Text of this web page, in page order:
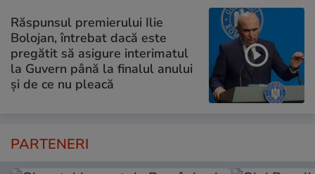
Răspunsul premierului Ilie
Bolojan, întrebat dacă este
pregătit să asigure interimatul
la Guvern până la finalul anului
și de ce nu pleacă
PARTENERI